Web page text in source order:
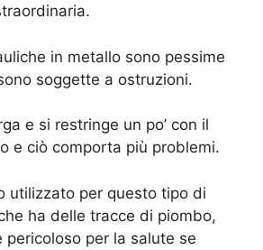
in metallo sono pessime
soggette a ostruzioni.
e si restringe un po’ con il
e ciò comporta più problemi.
utilizzato per questo tipo di
ha delle tracce di piombo,
pericoloso per la salute se